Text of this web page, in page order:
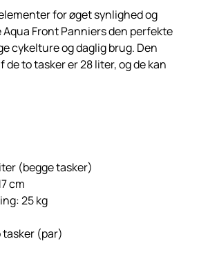
for øget synlighed og
Aqua Front Panniers den perfekte
cykelture og daglig brug. Den
de to tasker er 28 liter, og de kan
(begge tasker)
cm
25 kg
tasker (par)